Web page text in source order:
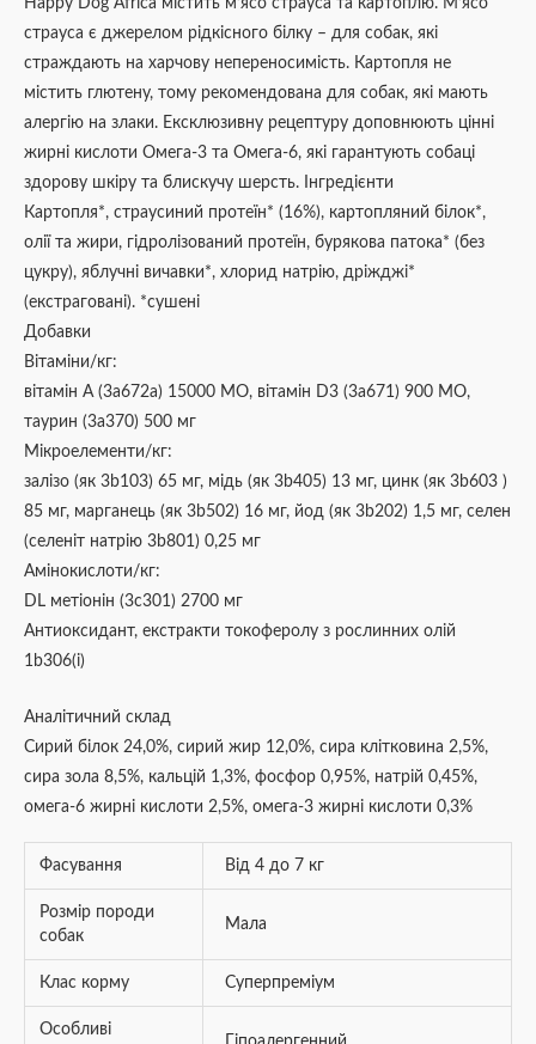
Happy Dog Africa містить м’ясо страуса та картоплю. М’ясо
страуса є джерелом рідкісного білку – для собак, які
страждають на харчову непереносимість. Картопля не
містить глютену, тому рекомендована для собак, які мають
алергію на злаки. Ексклюзивну рецептуру доповнюють цінні
жирні кислоти Омега-3 та Омега-6, які гарантують собаці
здорову шкіру та блискучу шерсть. Інгредієнти
Картопля*, страусиний протеїн* (16%), картопляний білок*,
олії та жири, гідролізований протеїн, бурякова патока* (без
цукру), яблучні вичавки*, хлорид натрію, дріжджі*
(екстраговані). *сушені
Добавки
Вітаміни/кг:
вітамін A (3a672a) 15000 МО, вітамін D3 (3a671) 900 МО,
таурин (3a370) 500 мг
Мікроелементи/кг:
залізо (як 3b103) 65 мг, мідь (як 3b405) 13 мг, цинк (як 3b603 )
85 мг, марганець (як 3b502) 16 мг, йод (як 3b202) 1,5 мг, селен
(селеніт натрію 3b801) 0,25 мг
Амінокислоти/кг:
DL метіонін (3c301) 2700 мг
Антиоксидант, екстракти токоферолу з рослинних олій
1b306(i)
Аналітичний склад
Сирий білок 24,0%, сирий жир 12,0%, сира клітковина 2,5%,
сира зола 8,5%, кальцій 1,3%, фосфор 0,95%, натрій 0,45%,
омега-6 жирні кислоти 2,5%, омега-3 жирні кислоти 0,3%
Фасування Від 4 до 7 кг
Розмір породи
собак
Мала
Клас корму Суперпреміум
Особливі